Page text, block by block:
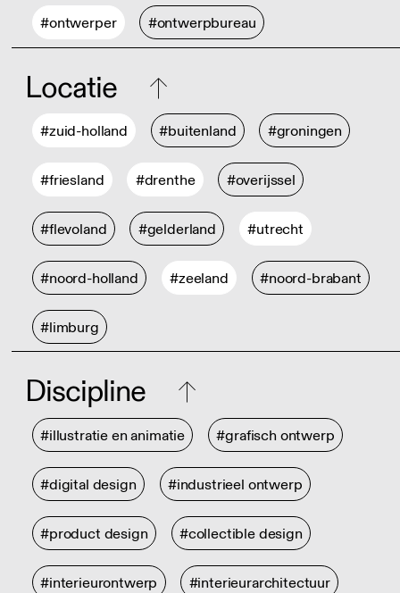
#ontwerper #ontwerpbureau
Locatie
#zuid-holland #buitenland #groningen
#friesland #drenthe #overijssel
#flevoland #gelderland #utrecht
#noord-holland #zeeland #noord-brabant
#limburg
Discipline
#illustratie en animatie #grafisch ontwerp
#digital design #industrieel ontwerp
#product design #collectible design
#interieurontwerp #interieurarchitectuur